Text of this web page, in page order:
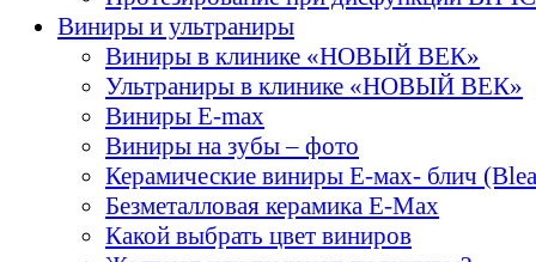
Виниры и ультраниры
Виниры в клинике «НОВЫЙ ВЕК»
Ультраниры в клинике «НОВЫЙ ВЕК»
Виниры E-max
Виниры на зубы – фото
Керамические виниры E-мах- блич
Безметалловая керамика E-Max
Какой выбрать цвет виниров